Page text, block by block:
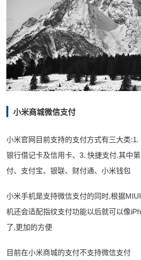
小米商城微信支付
小米官网目前支持的支付方式有三大类
银行借记卡及信用卡、3. 快捷支付.其中
付、支付宝、银联、财付通、小米钱包
小米手机是支持微信支付的同时,根据
机还会适配指纹支付功能以后就可以像
了,更加的方便
目前在小米商城的支付不支持微信支付